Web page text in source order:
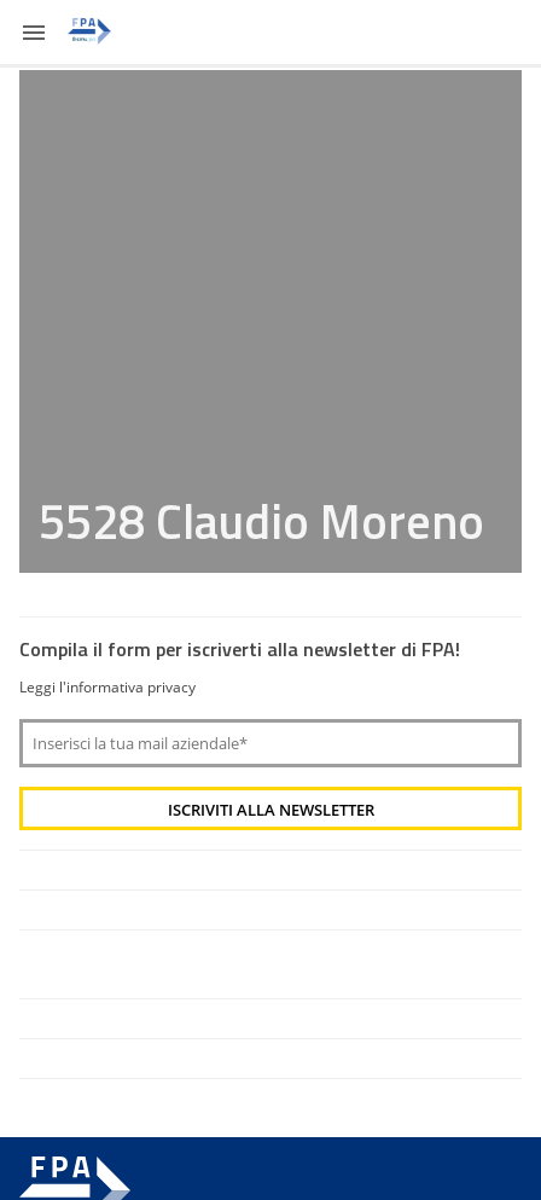
5528 Claudio Moreno
Compila il form per iscriverti alla newsletter di FPA!
Leggi l'informativa privacy